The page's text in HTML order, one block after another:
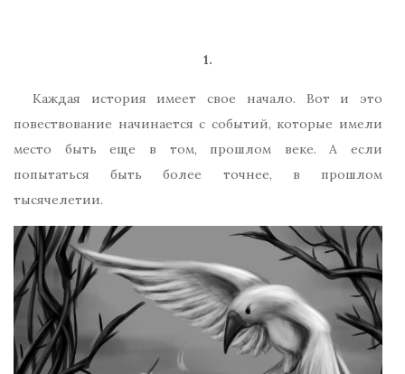
1.
Каждая история имеет свое начало. Вот и это
повествование начинается с событий, которые имели
место быть еще в том, прошлом веке. А если
попытаться быть более точнее, в прошлом
тысячелетии.